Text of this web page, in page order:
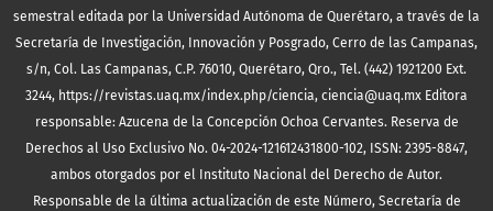
semestral editada por la Universidad Autónoma de Querétaro, a través de la
Secretaría de Investigación, Innovación y Posgrado, Cerro de las Campanas,
s/n, Col. Las Campanas, C.P. 76010, Querétaro, Qro., Tel. (442) 1921200 Ext.
3244, https://revistas.uaq.mx/index.php/ciencia, ciencia@uaq.mx Editora
responsable: Azucena de la Concepción Ochoa Cervantes. Reserva de
Derechos al Uso Exclusivo No. 04-2024-121612431800-102, ISSN: 2395-8847,
ambos otorgados por el Instituto Nacional del Derecho de Autor.
Responsable de la última actualización de este Número, Secretaría de